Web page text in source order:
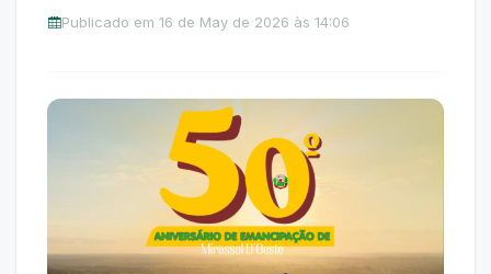
Publicado em 16 de May de 2026 às 14:06